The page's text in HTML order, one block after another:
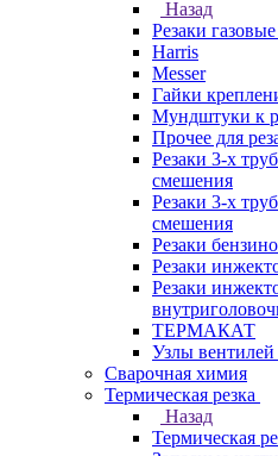
Назад
Резаки газовые
Harris
Messer
Гайки
Мундштуки к
Прочее для
Резаки 3-х
смешения
Резаки 3-х
смешения
Резаки
Резаки
Резаки
ТЕРМАКАТ
Узлы
Сварочная химия
Термическая резка
Назад
Термическая